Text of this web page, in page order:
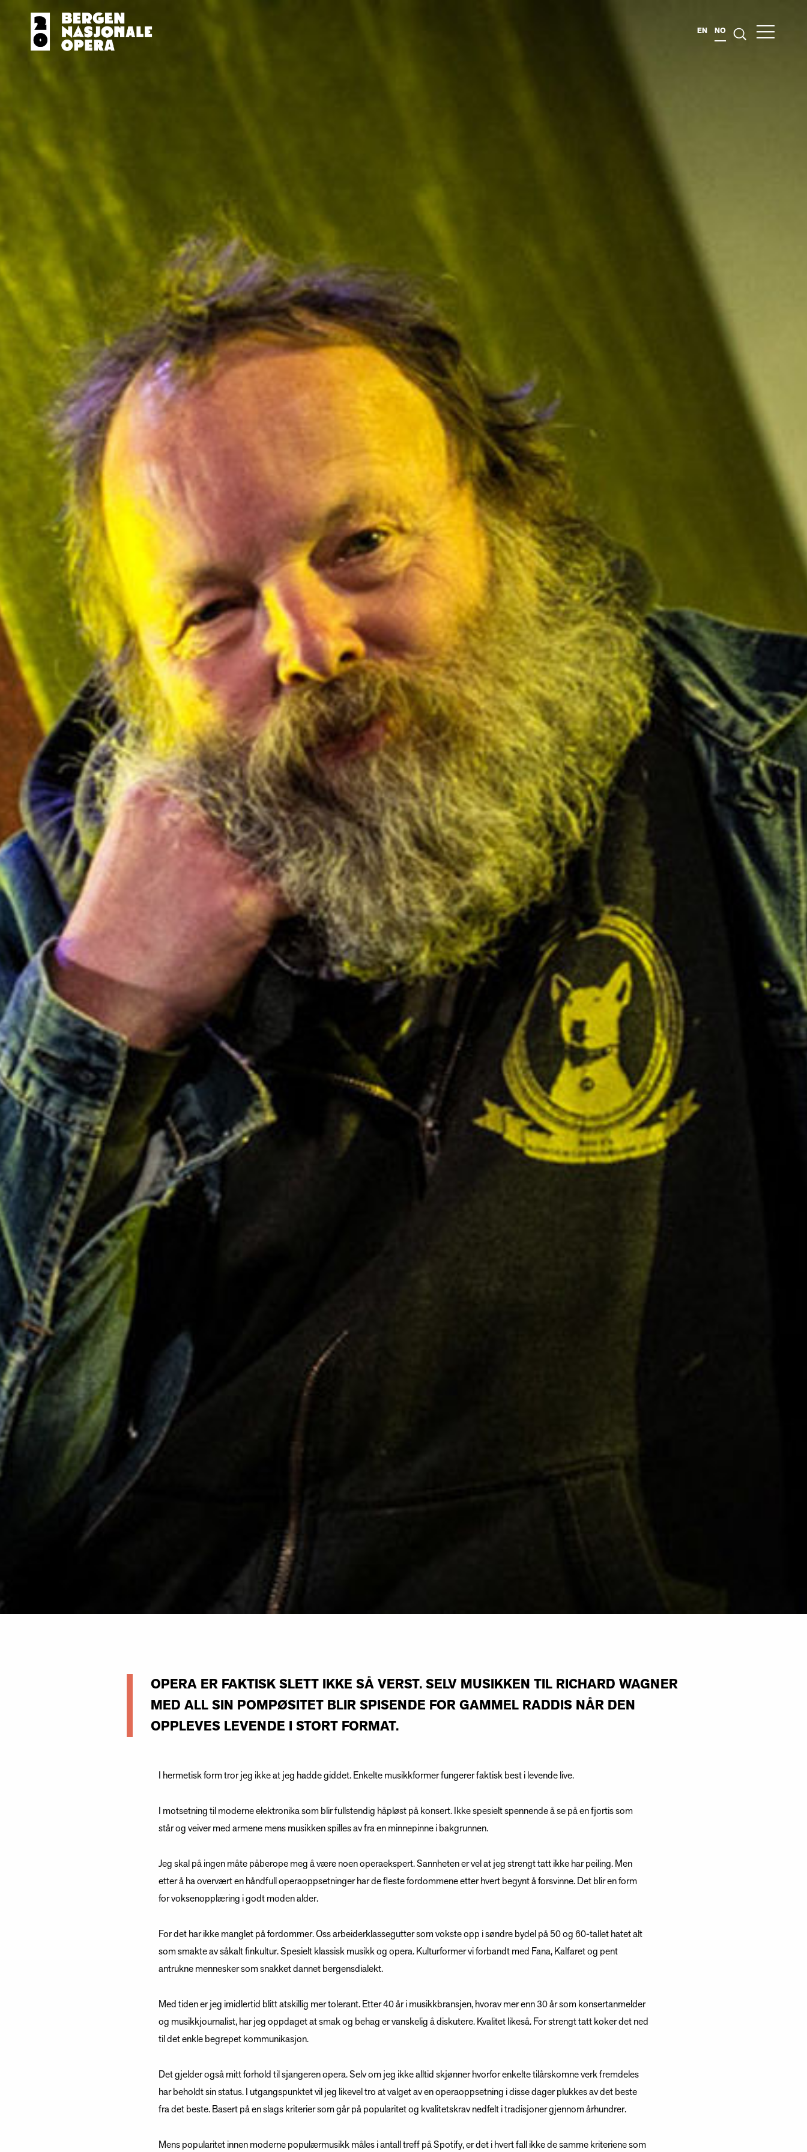
EN NO
OPERA ER FAKTISK SLETT IKKE SÅ VERST. SELV MUSIKKEN TIL RICHARD WAGNER
MED ALL SIN POMPØSITET BLIR SPISENDE FOR GAMMEL RADDIS NÅR DEN
OPPLEVES LEVENDE I STORT FORMAT.
I hermetisk form tror jeg ikke at jeg hadde giddet. Enkelte musikkformer fungerer faktisk best i levende live.
I motsetning til moderne elektronika som blir fullstendig håpløst på konsert. Ikke spesielt spennende å se på en fjortis som
står og veiver med armene mens musikken spilles av fra en minnepinne i bakgrunnen.
Jeg skal på ingen måte påberope meg å være noen operaekspert. Sannheten er vel at jeg strengt tatt ikke har peiling. Men
etter å ha overvært en håndfull operaoppsetninger har de fleste fordommene etter hvert begynt å forsvinne. Det blir en form
for voksenopplæring i godt moden alder.
For det har ikke manglet på fordommer. Oss arbeiderklassegutter som vokste opp i søndre bydel på 50 og 60-tallet hatet alt
som smakte av såkalt finkultur. Spesielt klassisk musikk og opera. Kulturformer vi forbandt med Fana, Kalfaret og pent
antrukne mennesker som snakket dannet bergensdialekt.
Med tiden er jeg imidlertid blitt atskillig mer tolerant. Etter 40 år i musikkbransjen, hvorav mer enn 30 år som konsertanmelder
og musikkjournalist, har jeg oppdaget at smak og behag er vanskelig å diskutere. Kvalitet likeså. For strengt tatt koker det ned
til det enkle begrepet kommunikasjon.
Det gjelder også mitt forhold til sjangeren opera. Selv om jeg ikke alltid skjønner hvorfor enkelte tilårskomne verk fremdeles
har beholdt sin status. I utgangspunktet vil jeg likevel tro at valget av en operaoppsetning i disse dager plukkes av det beste
fra det beste. Basert på en slags kriterier som går på popularitet og kvalitetskrav nedfelt i tradisjoner gjennom århundrer.
Mens popularitet innen moderne populærmusikk måles i antall treff på Spotify, er det i hvert fall ikke de samme kriteriene som